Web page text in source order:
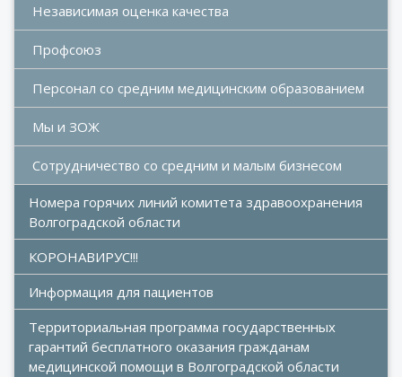
Независимая оценка качества
Профсоюз
Персонал со средним медицинским образованием
Мы и ЗОЖ
Сотрудничество со средним и малым бизнесом
Номера горячих линий комитета здравоохранения
Волгоградской области
КОРОНАВИРУС!!!
Информация для пациентов
Территориальная программа государственных
гарантий бесплатного оказания гражданам
медицинской помощи в Волгоградской области